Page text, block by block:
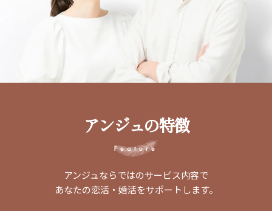
アンジュの特徴
アンジュならではのサービス内容で
あなたの恋活・婚活をサポートします。